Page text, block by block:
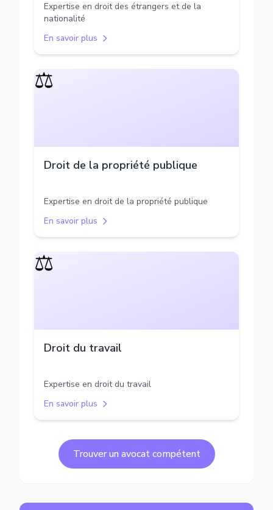
Expertise en droit des étrangers et de la
nationalité
En savoir plus
⚖️
Droit de la propriété publique
Expertise en droit de la propriété publique
En savoir plus
⚖️
Droit du travail
Expertise en droit du travail
En savoir plus
Trouver un avocat compétent